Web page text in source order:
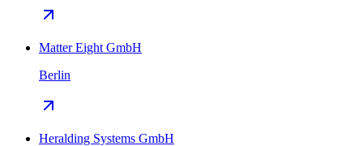
Matter Eight GmbH
Berlin
Heralding Systems GmbH